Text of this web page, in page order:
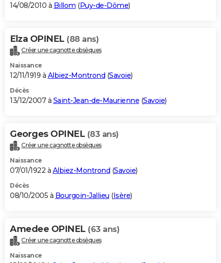
14/08/2010 à Billom (Puy-de-Dôme)
Elza OPINEL (88 ans)
Créer une cagnotte obsèques
Naissance
12/11/1919 à Albiez-Montrond (Savoie)
Décès
13/12/2007 à Saint-Jean-de-Maurienne (Savoie)
Georges OPINEL (83 ans)
Créer une cagnotte obsèques
Naissance
07/01/1922 à Albiez-Montrond (Savoie)
Décès
08/10/2005 à Bourgoin-Jallieu (Isère)
Amedee OPINEL (63 ans)
Créer une cagnotte obsèques
Naissance